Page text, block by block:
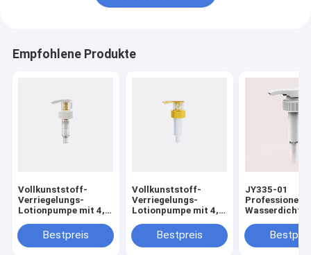
Empfohlene Produkte
Vollkunststoff-
Verriegelungs-
Lotionpumpe mit 4,0
Ausstoßrate für den
professionellen
Bestpreis
Vollkunststoff-
Verriegelungs-
Lotionpumpe mit 4,0
Ausstoßrate für den
professionellen
Bestpreis
JY335-01
Professionelle
Wasserdichte
Pumpe nach
Schloss